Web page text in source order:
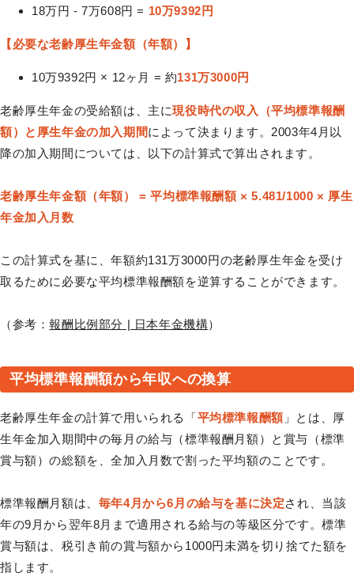
18万円 - 7万608円 = 10万9392円
【必要な老齢厚生年金額（年額）】
10万9392円 × 12ヶ月 = 約131万3000円
老齢厚生年金の受給額は、主に現役時代の収入（平均標準報酬
額）と厚生年金の加入期間によって決まります。2003年4月以
降の加入期間については、以下の計算式で算出されます。
老齢厚生年金額（年額） = 平均標準報酬額 × 5.481/1000 × 厚生
年金加入月数
この計算式を基に、年額約131万3000円の老齢厚生年金を受け
取るために必要な平均標準報酬額を逆算することができます。
（参考：報酬比例部分 | 日本年金機構）
平均標準報酬額から年収への換算
老齢厚生年金の計算で用いられる「平均標準報酬額」とは、厚
生年金加入期間中の毎月の給与（標準報酬月額）と賞与（標準
賞与額）の総額を、全加入月数で割った平均額のことです。
標準報酬月額は、 毎年4月から6月の給与を基に決定され、当該
年の9月から翌年8月まで適用される給与の等級区分です。標準
賞与額は、税引き前の賞与額から1000円未満を切り捨てた額を
指します。